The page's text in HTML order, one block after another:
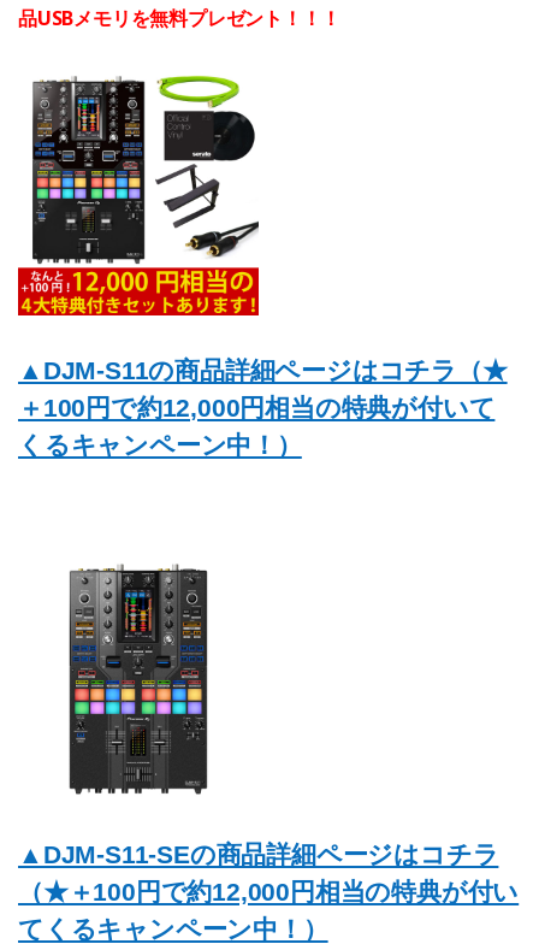
品USBメモリを無料プレゼント！！！
▲DJM-S11の商品詳細ページはコチラ（★
＋100円で約12,000円相当の特典が付いて
くるキャンペーン中！）
▲DJM-S11-SEの商品詳細ページはコチラ
（★＋100円で約12,000円相当の特典が付い
てくるキャンペーン中！）